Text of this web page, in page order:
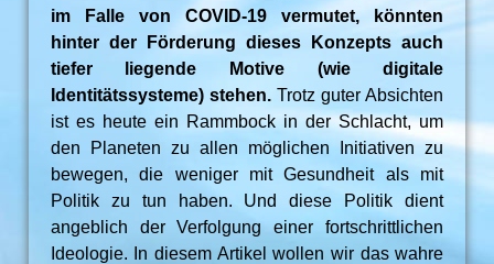
im Falle von COVID-19 vermutet, könnten
hinter der Förderung dieses Konzepts auch
tiefer liegende Motive (wie digitale
Identitätssysteme) stehen. Trotz guter Absichten
ist es heute ein Rammbock in der Schlacht, um
den Planeten zu allen möglichen Initiativen zu
bewegen, die weniger mit Gesundheit als mit
Politik zu tun haben. Und diese Politik dient
angeblich der Verfolgung einer fortschrittlichen
Ideologie. In diesem Artikel wollen wir das wahre